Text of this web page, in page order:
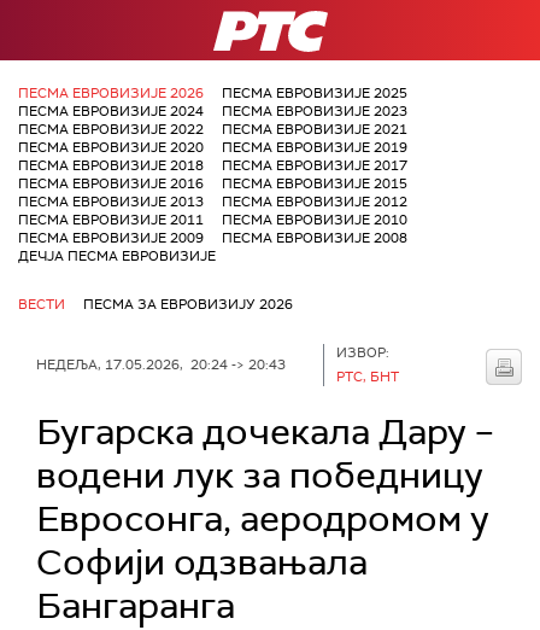
РТС
ПЕСМА ЕВРОВИЗИЈЕ 2026
ПЕСМА ЕВРОВИЗИЈЕ 2025
ПЕСМА ЕВРОВИЗИЈЕ 2024
ПЕСМА ЕВРОВИЗИЈЕ 2023
ПЕСМА ЕВРОВИЗИЈЕ 2022
ПЕСМА ЕВРОВИЗИЈЕ 2021
ПЕСМА ЕВРОВИЗИЈЕ 2020
ПЕСМА ЕВРОВИЗИЈЕ 2019
ПЕСМА ЕВРОВИЗИЈЕ 2018
ПЕСМА ЕВРОВИЗИЈЕ 2017
ПЕСМА ЕВРОВИЗИЈЕ 2016
ПЕСМА ЕВРОВИЗИЈЕ 2015
ПЕСМА ЕВРОВИЗИЈЕ 2013
ПЕСМА ЕВРОВИЗИЈЕ 2012
ПЕСМА ЕВРОВИЗИЈЕ 2011
ПЕСМА ЕВРОВИЗИЈЕ 2010
ПЕСМА ЕВРОВИЗИЈЕ 2009
ПЕСМА ЕВРОВИЗИЈЕ 2008
ДЕЧЈА ПЕСМА ЕВРОВИЗИЈЕ
ВЕСТИ ПЕСМА ЗА ЕВРОВИЗИЈУ 2026
НЕДЕЉА, 17.05.2026, 20:24 -> 20:43
ИЗВОР:
РТС, БНТ
Бугарска дочекала Дару –
водени лук за победницу
Евросонга, аеродромом у
Софији одзвањала
Бангаранга